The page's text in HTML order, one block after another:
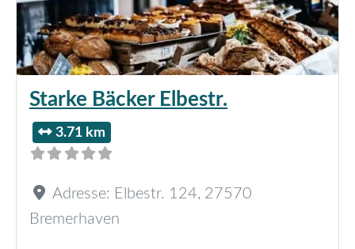
Starke Bäcker Elbestr.
3.71 km
Adresse: Elbestr. 124, 27570
Bremerhaven